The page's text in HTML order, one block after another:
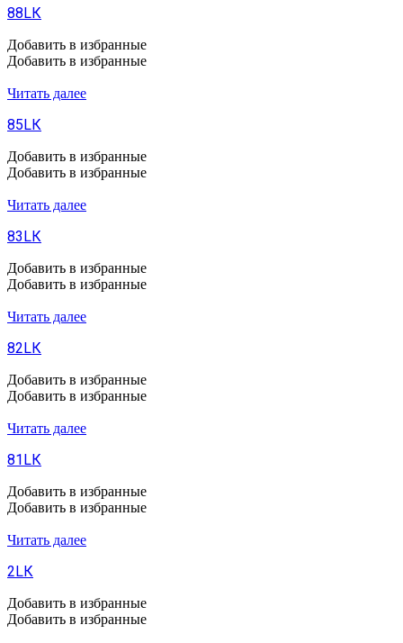
88LК
Добавить в избранные
Добавить в избранные
Читать далее
85LК
Добавить в избранные
Добавить в избранные
Читать далее
83LК
Добавить в избранные
Добавить в избранные
Читать далее
82LК
Добавить в избранные
Добавить в избранные
Читать далее
81LК
Добавить в избранные
Добавить в избранные
Читать далее
2LК
Добавить в избранные
Добавить в избранные